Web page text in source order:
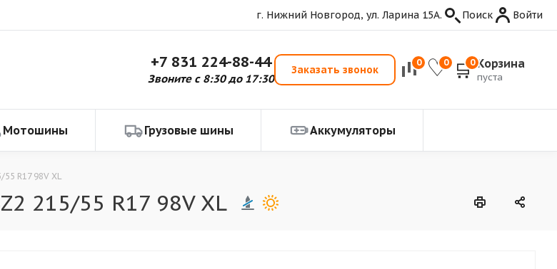
г. Нижний Новгород, ул. Ларина 15А. Поиск Войти
+7 831 224-88-44
Звоните с 8:30 до 17:30
Заказать звонок
0 0 0 Корзина
пуста
Мотошины Грузовые шины Аккумуляторы
R17 98V XL
215/55 R17 98V XL